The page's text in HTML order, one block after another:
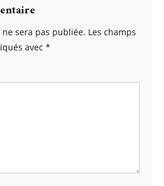
sera pas publiée. Les champs
avec *